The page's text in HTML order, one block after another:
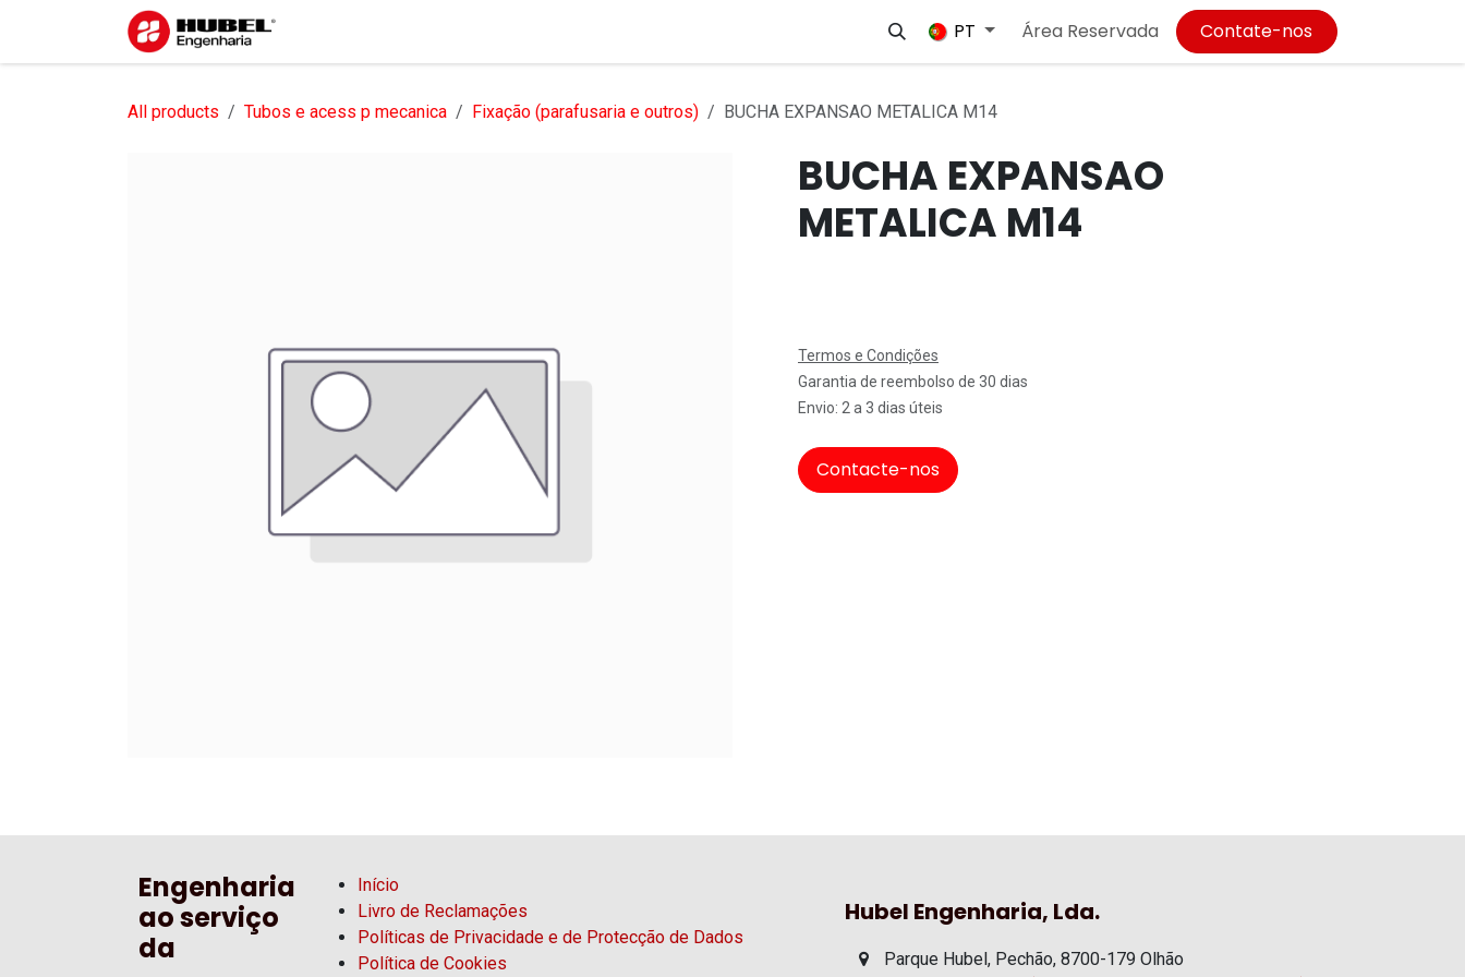
Pular para o conteúdo
Empregos
PT Área Reservada Contate-nos
All products Tubos e acess p mecanica Fixação (parafusaria e outros) BUCHA EXPANSAO METALICA M14
BUCHA EXPANSAO
METALICA M14
Termos e Condições
Garantia de reembolso de 30 dias
Envio: 2 a 3 dias úteis
Contacte-nos
Hubel Engenharia, Lda.
Parque Hubel, Pechão, 8700-179 Olhão
Engenharia
ao serviço
da
Início
Livro de Reclamações
Políticas de Privacidade e de Protecção de Dados
Política de Cookies